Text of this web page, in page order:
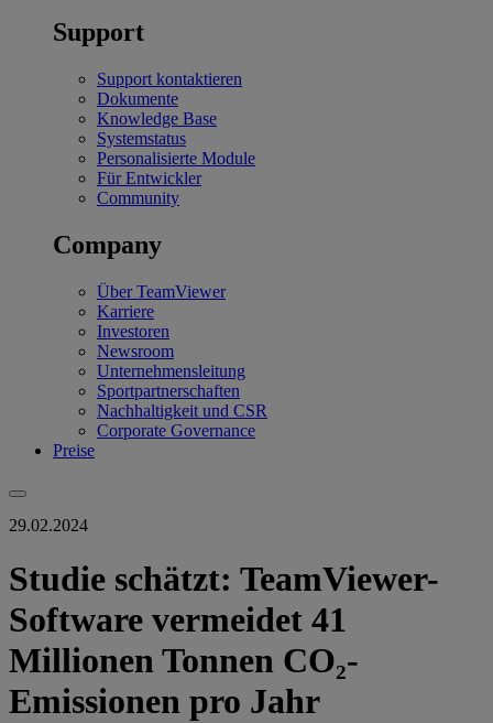
Support
Support kontaktieren
Dokumente
Knowledge Base
Systemstatus
Personalisierte Module
Für Entwickler
Community
Company
Über TeamViewer
Karriere
Investoren
Newsroom
Unternehmensleitung
Sportpartnerschaften
Nachhaltigkeit und CSR
Corporate Governance
Preise
29.02.2024
Studie schätzt: TeamViewer-
Software vermeidet 41
Millionen Tonnen CO₂-
Emissionen pro Jahr